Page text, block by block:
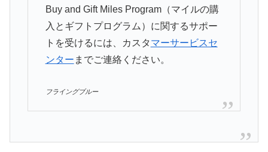
Buy and Gift Miles Program（マイルの購
入とギフトプログラム）に関するサポー
トを受けるには、カスタマーサービスセ
ンター までご連絡ください。
フライングブルー